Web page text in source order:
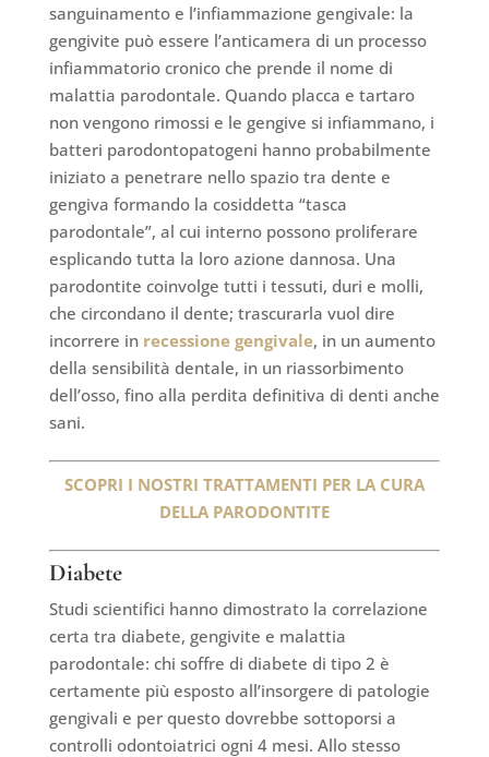
sanguinamento e l’infiammazione gengivale: la
gengivite può essere l’anticamera di un processo
infiammatorio cronico che prende il nome di
malattia parodontale. Quando placca e tartaro
non vengono rimossi e le gengive si infiammano, i
batteri parodontopatogeni hanno probabilmente
iniziato a penetrare nello spazio tra dente e
gengiva formando la cosiddetta “tasca
parodontale”, al cui interno possono proliferare
esplicando tutta la loro azione dannosa. Una
parodontite coinvolge tutti i tessuti, duri e molli,
che circondano il dente; trascurarla vuol dire
incorrere in recessione gengivale, in un aumento
della sensibilità dentale, in un riassorbimento
dell’osso, fino alla perdita definitiva di denti anche
sani.
SCOPRI I NOSTRI TRATTAMENTI PER LA CURA
DELLA PARODONTITE
Diabete
Studi scientifici hanno dimostrato la correlazione
certa tra diabete, gengivite e malattia
parodontale: chi soffre di diabete di tipo 2 è
certamente più esposto all’insorgere di patologie
gengivali e per questo dovrebbe sottoporsi a
controlli odontoiatrici ogni 4 mesi. Allo stesso